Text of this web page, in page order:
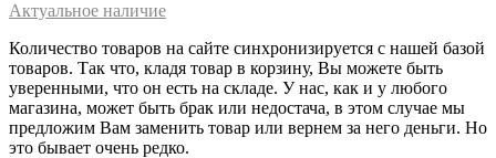
Актуальное наличие
Количество товаров на сайте синхронизируется с нашей базой
товаров. Так что, кладя товар в корзину, Вы можете быть
уверенными, что он есть на складе. У нас, как и у любого
магазина, может быть брак или недостача, в этом случае мы
предложим Вам заменить товар или вернем за него деньги. Но
это бывает очень редко.